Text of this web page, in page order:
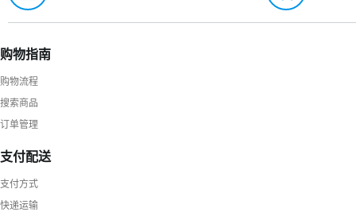
购物指南
购物流程
搜索商品
订单管理
支付配送
支付方式
快递运输